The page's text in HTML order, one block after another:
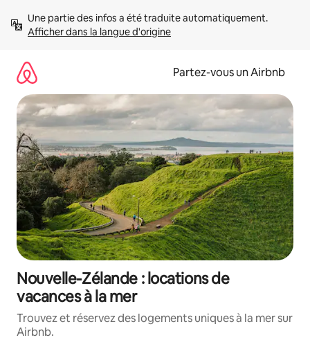
directement
Afficher dans la langue d'origine
Partez-vous un Airbnb
Nouvelle-Zélande : locations de
vacances à la mer
Trouvez et réservez des logements uniques à la mer sur
Airbnb.